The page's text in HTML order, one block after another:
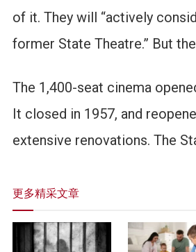
of it. They will “actively
former State Theatre.” But
The 1,400-seat cinema
It closed in 1957, and
extensive renovations. The
更多精采文章